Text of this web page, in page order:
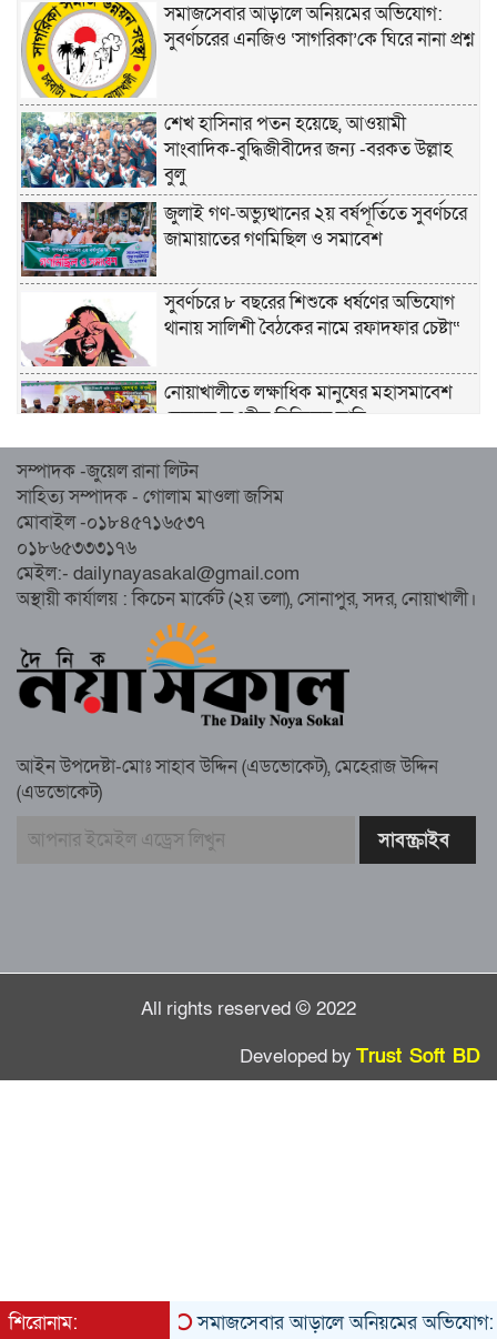
সমাজসেবার আড়ালে অনিয়মের অভিযোগ:
সুবর্ণচরের এনজিও ‘সাগরিকা’কে ঘিরে নানা প্রশ্ন
শেখ হাসিনার পতন হয়েছে, আওয়ামী
সাংবাদিক-বুদ্ধিজীবীদের জন্য -বরকত উল্লাহ
বুলু
জুলাই গণ-অভ্যুত্থানের ২য় বর্ষপূর্তিতে সুবর্ণচরে
জামায়াতের গণমিছিল ও সমাবেশ
সুবর্ণচরে ৮ বছরের শিশুকে ধর্ষণের অভিযোগ
থানায় সালিশী বৈঠকের নামে রফাদফার চেষ্টা“
নোয়াখালীতে লক্ষাধিক মানুষের মহাসমাবেশ
হেজবুত তওহীদ নিষিদ্ধের দাবি
নোয়াখালীতে ইসলামী মহাসমাবেশের প্রস্তুতি
সম্পন্ন, অংশ নেবেন লক্ষাধিক মানুষ
নোয়াখালীতে ইসলামী ছাত্রশিবিরের ‘অদম্য
জুলাই’ মিছিল
সুবর্ণচরে মায়ের অভিযোগে সাবেক ভাইস
চেয়ারম্যান গ্রেপ্তার
স্মরণ সভায় মিলাদ ও দোয়া
সম্পাদক -জুয়েল রানা লিটন
সাহিত্য সম্পাদক - গোলাম মাওলা জসিম
মোবাইল -০১৮৪৫৭১৬৫৩৭
০১৮৬৫৩৩৩১৭৬
মেইল:- dailynayasakal@gmail.com
অস্থায়ী কার্যালয় : কিচেন মার্কেট (২য় তলা), সোনাপুর, সদর, নোয়াখালী।
আইন উপদেষ্টা-মোঃ সাহাব উদ্দিন (এডভোকেট), মেহেরাজ উদ্দিন
(এডভোকেট)
শিরোনাম: সমাজসেবার আড়ালে অনিয়মের অভিযোগ:
All rights reserved © 2022
Developed by Trust Soft BD